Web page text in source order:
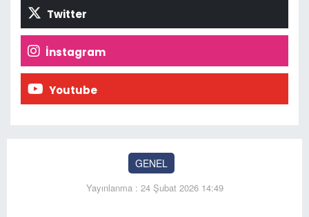
Twitter
İnstagram
Youtube
GENEL
Yayınlanma : 24 Şubat 2026 14:49